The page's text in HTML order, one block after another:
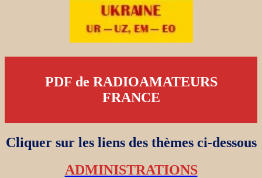
PDF de RADIOAMATEURS
FRANCE
Cliquer sur les liens des thèmes ci-dessous
ADMINISTRATIONS